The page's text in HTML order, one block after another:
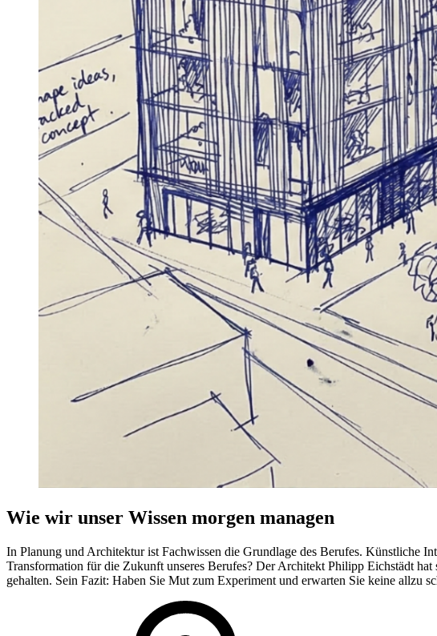
Wie wir unser Wissen morgen managen
In Planung und Architektur ist Fachwissen die Grundlage des Berufes. Künstliche
Transformation für die Zukunft unseres Berufes? Der Architekt Philipp Eichstädt
gehalten. Sein Fazit: Haben Sie Mut zum Experiment und erwarten Sie keine allzu